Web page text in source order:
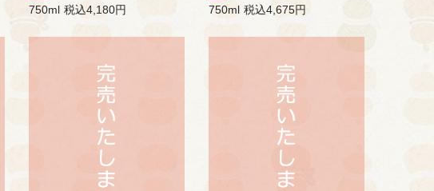
750ml 税込4,180円 750ml 税込4,675円